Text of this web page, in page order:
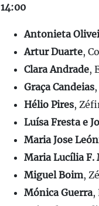
14:00
Antonieta
Artur Duarte,
Clara Andrade,
Graça Candeias
Hélio Pires,
Luísa Fresta e
Maria Jose
Maria Lucília F.
Miguel Boim,
Mónica Guerra,